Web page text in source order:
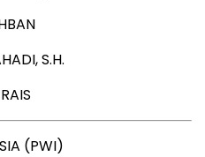
S.H.
(PWI)